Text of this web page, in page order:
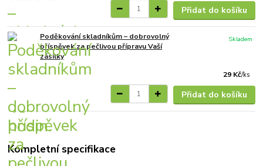
Přidat do košíku
Poděkování skladníkům – dobrovolný
příspěvek za pečlivou přípravu Vaší
zásilky
29 Kč/ks
Skladem
Přidat do košíku
Kompletní specifikace